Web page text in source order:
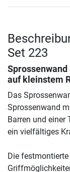
Set 223
auf kleinstem
Das
Sprossenwand
Barren und einer
ein vielfältiges
Die festmontierte